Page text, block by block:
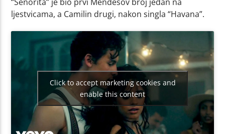
ljestvicama, a Camilin drugi, nakon singla “Havana”.
Click to accept marketing cookies and
enable this content